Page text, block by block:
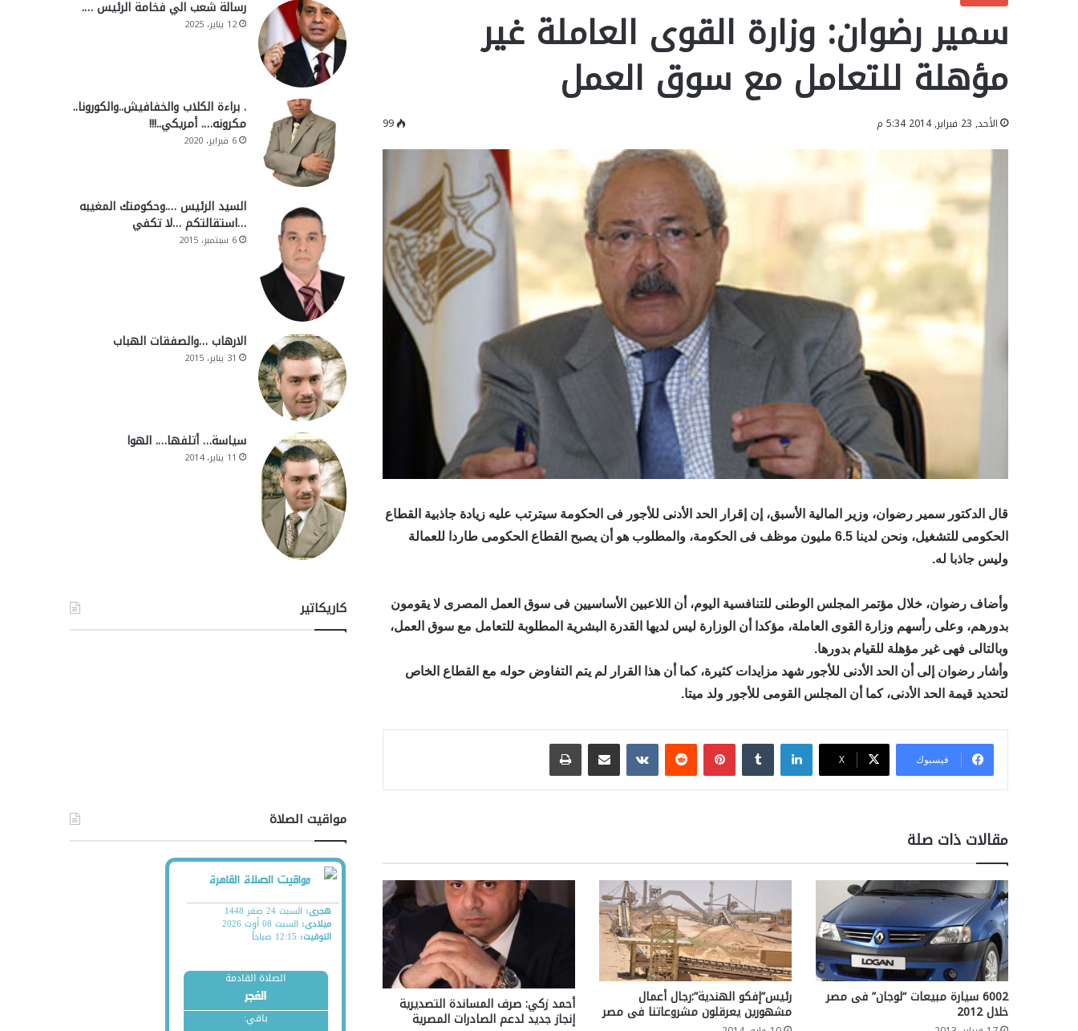
سمير رضوان: وزارة القوى العاملة غير
مؤهلة للتعامل مع سوق العمل
الأحد, 23 فبراير, 2014 5:34 م 99
قال الدكتور سمير رضوان، وزير المالية الأسبق، إن إقرار الحد الأدنى للأجور فى الحكومة سيترتب عليه زيادة جاذبية القطاع
الحكومى للتشغيل، ونحن لدينا 6.5 مليون موظف فى الحكومة، والمطلوب هو أن يصبح القطاع الحكومى طاردا للعمالة
وليس جاذبا له.
وأضاف رضوان، خلال مؤتمر المجلس الوطنى للتنافسية اليوم، أن اللاعبين الأساسيين فى سوق العمل المصرى لا يقومون
بدورهم، وعلى رأسهم وزارة القوى العاملة، مؤكدا أن الوزارة ليس لديها القدرة البشرية المطلوبة للتعامل مع سوق العمل،
وبالتالى فهى غير مؤهلة للقيام بدورها.
وأشار رضوان إلى أن الحد الأدنى للأجور شهد مزايدات كثيرة، كما أن هذا القرار لم يتم التفاوض حوله مع القطاع الخاص
لتحديد قيمة الحد الأدنى، كما أن المجلس القومى للأجور ولد ميتا.
فيسبوك ‫X
لينكدإن بينتيريست مشاركة عبر البريد طباعة
مقالات ذات صلة
6002 سيارة مبيعات “لوجان” فى مصر
خلال 2012
رئيس”إفكو الهندية”:رجال أعمال
مشهورين يعرقلون مشروعاتنا فى مصر أحمد زكي: صرف المساندة التصديرية
إنجاز جديد لدعم الصادرات المصرية
رسالة شعب الي فخامة الرئيس ….
12 يناير، 2025
. براءة الكلاب والخفافيش..والكورونا..
مكرونه…. أمريكي..!!!
6 فبراير، 2020
السيد الرئيس ….وحكومتك المغيبه
…استقالتكم …لا تكفي
6 سبتمبر، 2015
الارهاب …والصفقات الهباب
31 يناير، 2015
سياسة… أتلفها…. الهوا
11 يناير، 2014
كاريكاتير
مواقيت الصلاة